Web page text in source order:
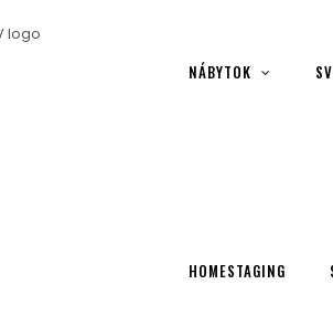
NÁBYTOK
HOMESTAGING